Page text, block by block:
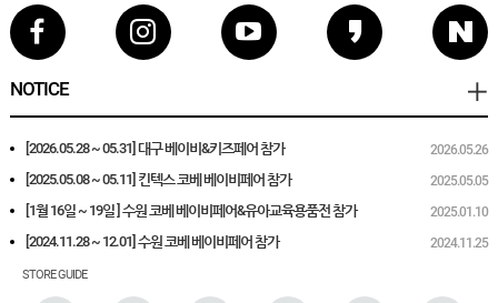
NOTICE
[2026.05.28 ~ 05.31] 대구 베이비&키즈페어 참가 2026.05.26
[2025.05.08 ~ 05.11] 킨텍스 코베 베이비페어 참가 2025.05.05
[1월 16일 ~ 19일 ] 수원 코베 베이비페어&유아교육용품전 참가 2025.01.10
[2024.11.28 ~ 12.01] 수원 코베 베이비페어 참가
2024.11.25
STORE GUIDE